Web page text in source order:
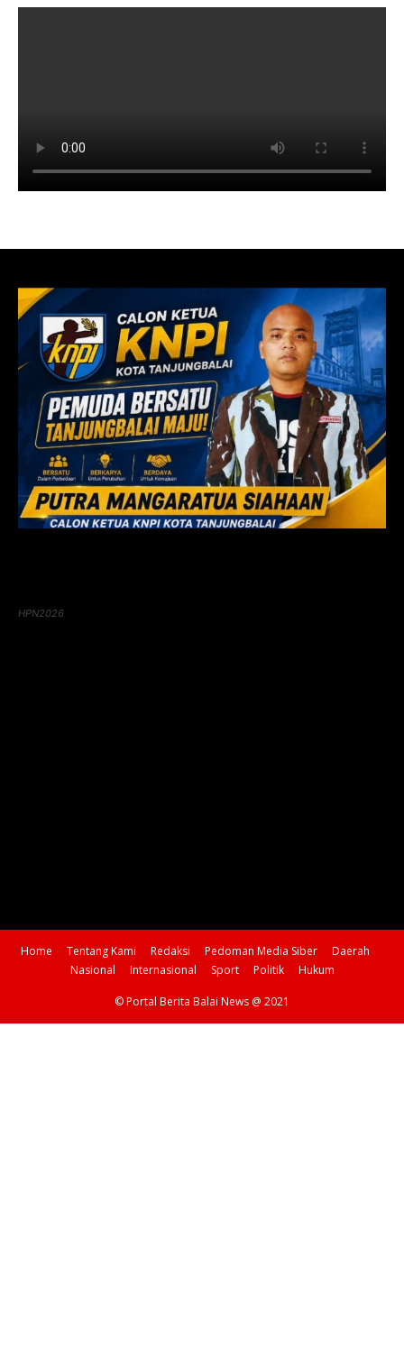
HPN2026
Home Tentang Kami Redaksi Pedoman Media Siber
Daerah
Nasional
Internasional Sport Politik Hukum
© Portal Berita Balai News @ 2021